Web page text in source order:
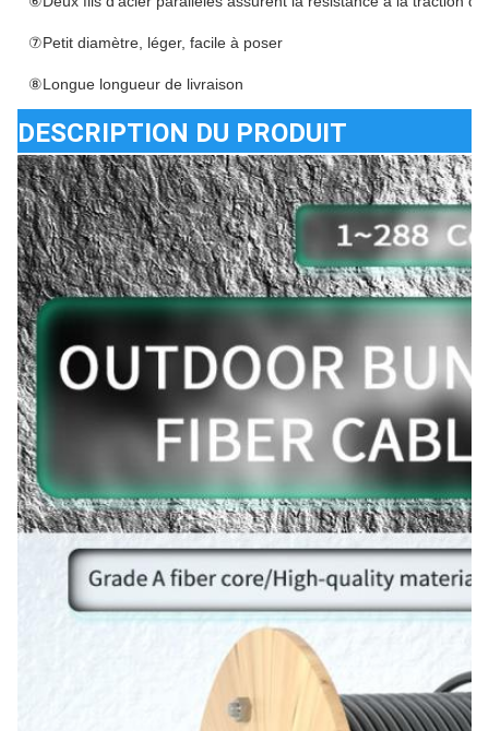
⑦Petit diamètre, léger, facile à poser
⑧Longue longueur de livraison
DESCRIPTION DU PRODUIT